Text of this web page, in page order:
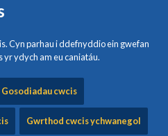
Cyn parhau i ddefnyddio ein gwefan
yr ydych am eu caniatáu.
Gosodiadau cwcis
Gwrthod cwcis ychwanegol
wrth lenwi ffurflenni a gallwch
gyda chi os oes gennych
eich dyddiadau casglu biniau
wedi mewngofnodi.